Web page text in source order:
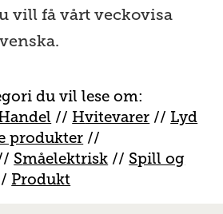
vill få vårt veckovisa
du vil lese om:
// Hvitevarer // Lyd
produkter //
Småelektrisk // Spill og
Produkt